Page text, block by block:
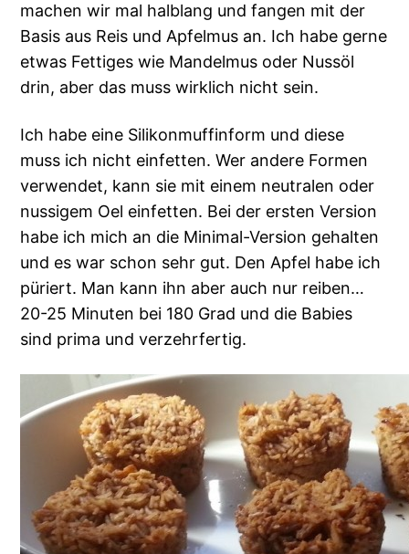
machen wir mal halblang und fangen mit der
Basis aus Reis und Apfelmus an. Ich habe gerne
etwas Fettiges wie Mandelmus oder Nussöl
drin, aber das muss wirklich nicht sein.
Ich habe eine Silikonmuffinform und diese
muss ich nicht einfetten. Wer andere Formen
verwendet, kann sie mit einem neutralen oder
nussigem Oel einfetten. Bei der ersten Version
habe ich mich an die Minimal-Version gehalten
und es war schon sehr gut. Den Apfel habe ich
püriert. Man kann ihn aber auch nur reiben…
20-25 Minuten bei 180 Grad und die Babies
sind prima und verzehrfertig.